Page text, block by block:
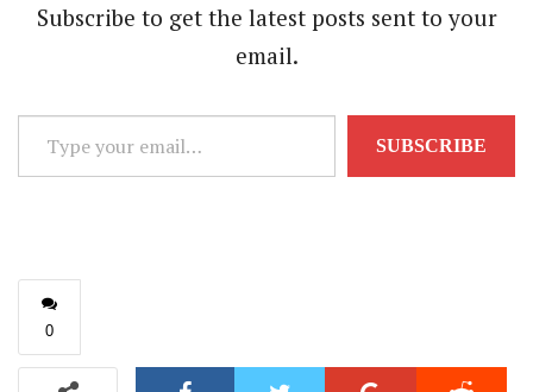
Subscribe to get the latest posts sent to your
email.
your
SUBSCRIBE
0